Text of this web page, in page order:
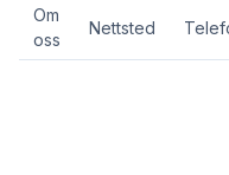
Om
oss
Nettsted